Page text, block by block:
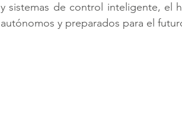
y sistemas de control inteligente, el
autónomos y preparados para el